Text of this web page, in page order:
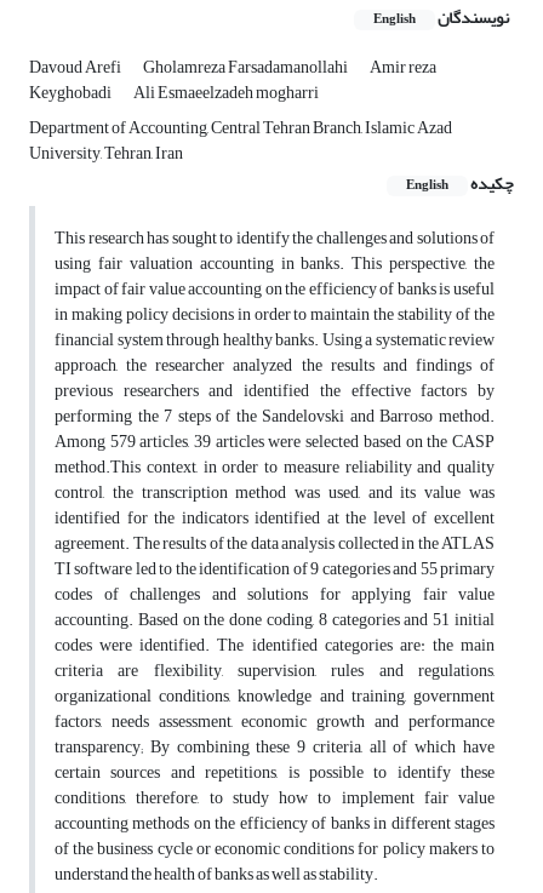
نویسندگان English
Davoud Arefi Gholamreza Farsadamanollahi Amir reza
Keyghobadi
Ali Esmaeelzadeh mogharri
Department of Accounting, Central Tehran Branch, Islamic Azad
University, Tehran, Iran
چکیده
English
This research has sought to identify the challenges and solutions of
using fair valuation accounting in banks. This perspective, the
impact of fair value accounting on the efficiency of banks is useful
in making policy decisions in order to maintain the stability of the
financial system through healthy banks. Using a systematic review
approach, the researcher analyzed the results and findings of
previous researchers and identified the effective factors by
performing the 7 steps of the Sandelovski and Barroso method.
Among 579 articles, 39 articles were selected based on the CASP
method.This context, in order to measure reliability and quality
control, the transcription method was used, and its value was
identified for the indicators identified at the level of excellent
agreement. The results of the data analysis collected in the ATLAS
TI software led to the identification of 9 categories and 55 primary
codes of challenges and solutions for applying fair value
accounting. Based on the done coding, 8 categories and 51 initial
codes were identified. The identified categories are: the main
criteria are flexibility, supervision, rules and regulations,
organizational conditions, knowledge and training, government
factors, needs assessment, economic growth and performance
transparency; By combining these 9 criteria, all of which have
certain sources and repetitions, is possible to identify these
conditions, therefore, to study how to implement fair value
accounting methods on the efficiency of banks in different stages
of the business cycle or economic conditions for policy makers to
understand the health of banks as well as stability.